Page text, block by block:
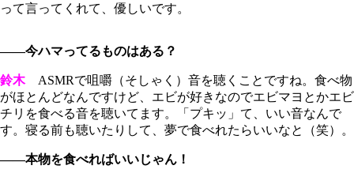
って言ってくれて、優しいです。
――今ハマってるものはある？
鈴木ASMRで咀嚼（そしゃく）音を聴くことですね。食べ物
がほとんどなんですけど、エビが好きなのでエビマヨとかエビ
チリを食べる音を聴いてます。「プキッ」て、いい音なんで
す。寝る前も聴いたりして、夢で食べれたらいいなと（笑）。
――本物を食べればいいじゃん！